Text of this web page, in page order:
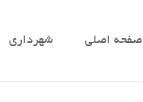
صفحه اصلی شهرداری